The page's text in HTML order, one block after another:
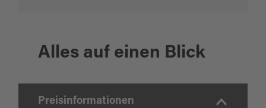
Alles auf einen Blick
Preisinformationen